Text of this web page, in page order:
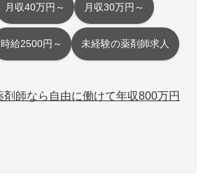
月収40万円～ 月収30万円～
時給2500円～ 未経験の薬剤師求人
剤師なら自由に働けて年収800万円